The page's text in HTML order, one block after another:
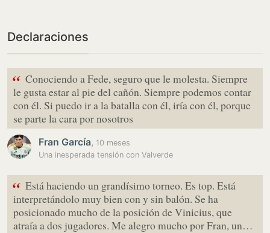
Declaraciones
“ Conociendo a Fede, seguro que le molesta. Siempre
le gusta estar al pie del cañón. Siempre podemos contar
con él. Si puedo ir a la batalla con él, iría con él, porque
se parte la cara por nosotros
Fran García, 10 meses
Una inesperada tensión con Valverde
“ Está haciendo un grandísimo torneo. Es top. Está
interpretándolo muy bien con y sin balón. Se ha
posicionado mucho de la posición de Vinicius, que
atraía a dos jugadores. Me alegro mucho por Fran, un…